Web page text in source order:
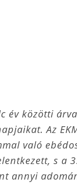
év közötti
Az
való
s a
annyi